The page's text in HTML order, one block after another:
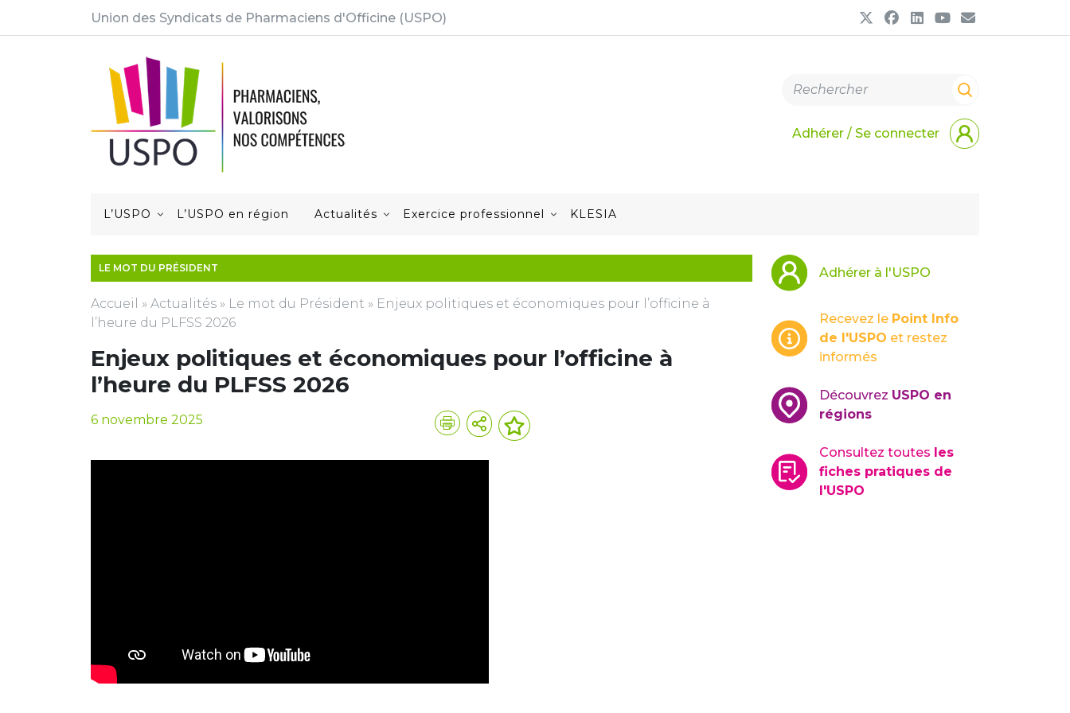
Union des Syndicats de Pharmaciens d'Officine (USPO)
Adhérer / Se connecter
L’USPO L’USPO en région Actualités Exercice professionnel KLESIA
LE MOT DU PRÉSIDENT
Accueil » Actualités » Le mot du Président » Enjeux politiques et économiques pour l’officine à
l’heure du PLFSS 2026
Enjeux politiques et économiques pour l’officine à
l’heure du PLFSS 2026
6 novembre 2025
Adhérer à l'USPO
Recevez le Point Info
de l'USPO et restez
informés
Découvrez USPO en
régions
Consultez toutes les
fiches pratiques de
l'USPO